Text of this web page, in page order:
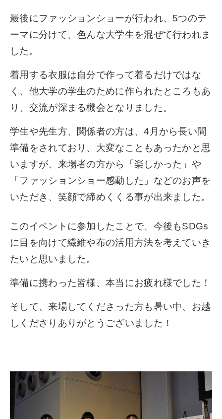
最後にファッションショーが行われ、5つのテ
ーマに分けて、色んな大学生を混ぜて行われま
した。
着用する衣服は自分で作って着るだけではな
く、他大学の学生のために作られたところもあ
り、交流が深まる機会となりました。
学生や先生方、関係者の方は、4月から長い間
準備をされており、大変なこともあったかと思
いますが、来場者の方から「楽しかった」や
「ファッションショー感動した」などのお声を
いただき、笑顔で締めくくる事が出来ました。
このイベントに参加したことで、今後もSDGs
に目を向けて繊維や布の活用方法を考えていき
たいと思いました。
準備に携わった皆様、本当にお疲れ様でした！
そして、来場してくださった方も暑い中、お越
しくださりありがとうございました！